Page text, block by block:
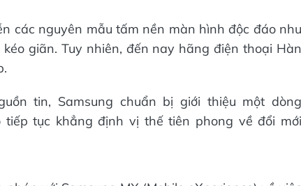
các nguyên mẫu tấm nền màn hình độc đáo như
giãn. Tuy nhiên, đến nay hãng điện thoại Hàn
tin, Samsung chuẩn bị giới thiệu một dòng
tục khẳng định vị thế tiên phong về đổi mới